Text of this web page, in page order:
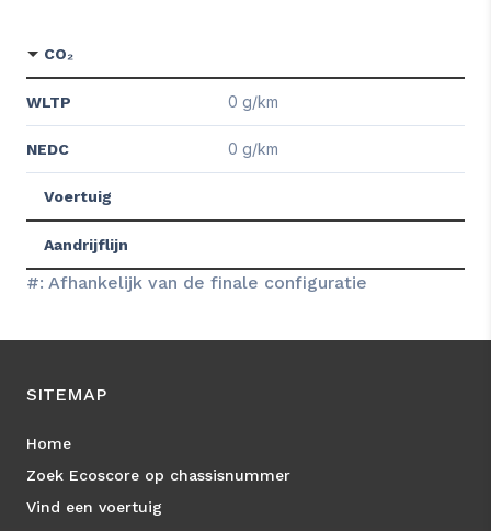
CO₂
WLTP 0 g/km
NEDC 0 g/km
Voertuig
Aandrijflijn
#: Afhankelijk van de finale configuratie
SITEMAP
Home
Zoek Ecoscore op chassisnummer
Vind een voertuig